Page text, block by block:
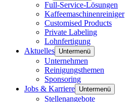
Full-Service-Lösungen
Kaffeemaschinenreiniger
Customised Products
Private Labeling
Lohnfertigung
Aktuelles Untermenü
Unternehmen
Reinigungsthemen
Sponsoring
Jobs & Karriere Untermenü
Stellenangebote